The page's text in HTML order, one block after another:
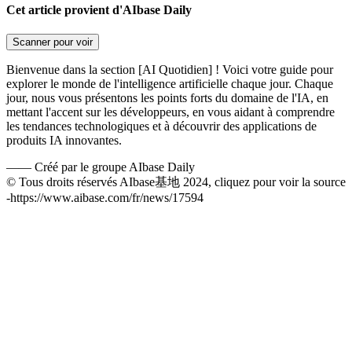
Cet article provient d'AIbase Daily
Scanner pour voir
Bienvenue dans la section [AI Quotidien] ! Voici votre guide pour
explorer le monde de l'intelligence artificielle chaque jour. Chaque
jour, nous vous présentons les points forts du domaine de l'IA, en
mettant l'accent sur les développeurs, en vous aidant à comprendre
les tendances technologiques et à découvrir des applications de
produits IA innovantes.
—— Créé par le groupe AIbase Daily
© Tous droits réservés AIbase基地 2024, cliquez pour voir la source
-https://www.aibase.com/fr/news/17594